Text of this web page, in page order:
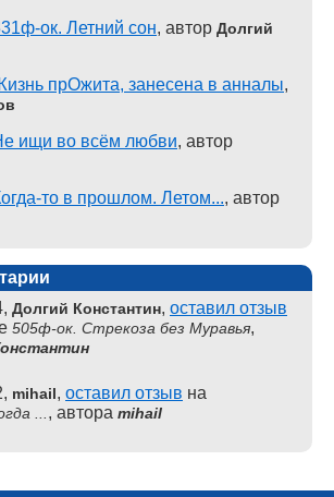
ок. Летний сон, автор Долгий
прОжита, занесена в анналы,
ищи во всём любви, автор
то в прошлом. Летом..., автор
Долгий Константин, оставил отзыв
505ф-ок. Стрекоза без Муравья,
mihail, оставил отзыв на
... , автора mihail